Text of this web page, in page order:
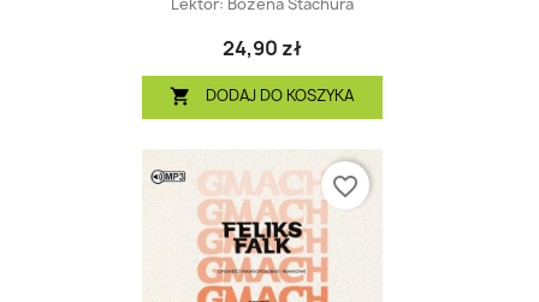
Lektor: Bożena Stachura
24,90 zł
 DODAJ DO KOSZYKA
favorite_border